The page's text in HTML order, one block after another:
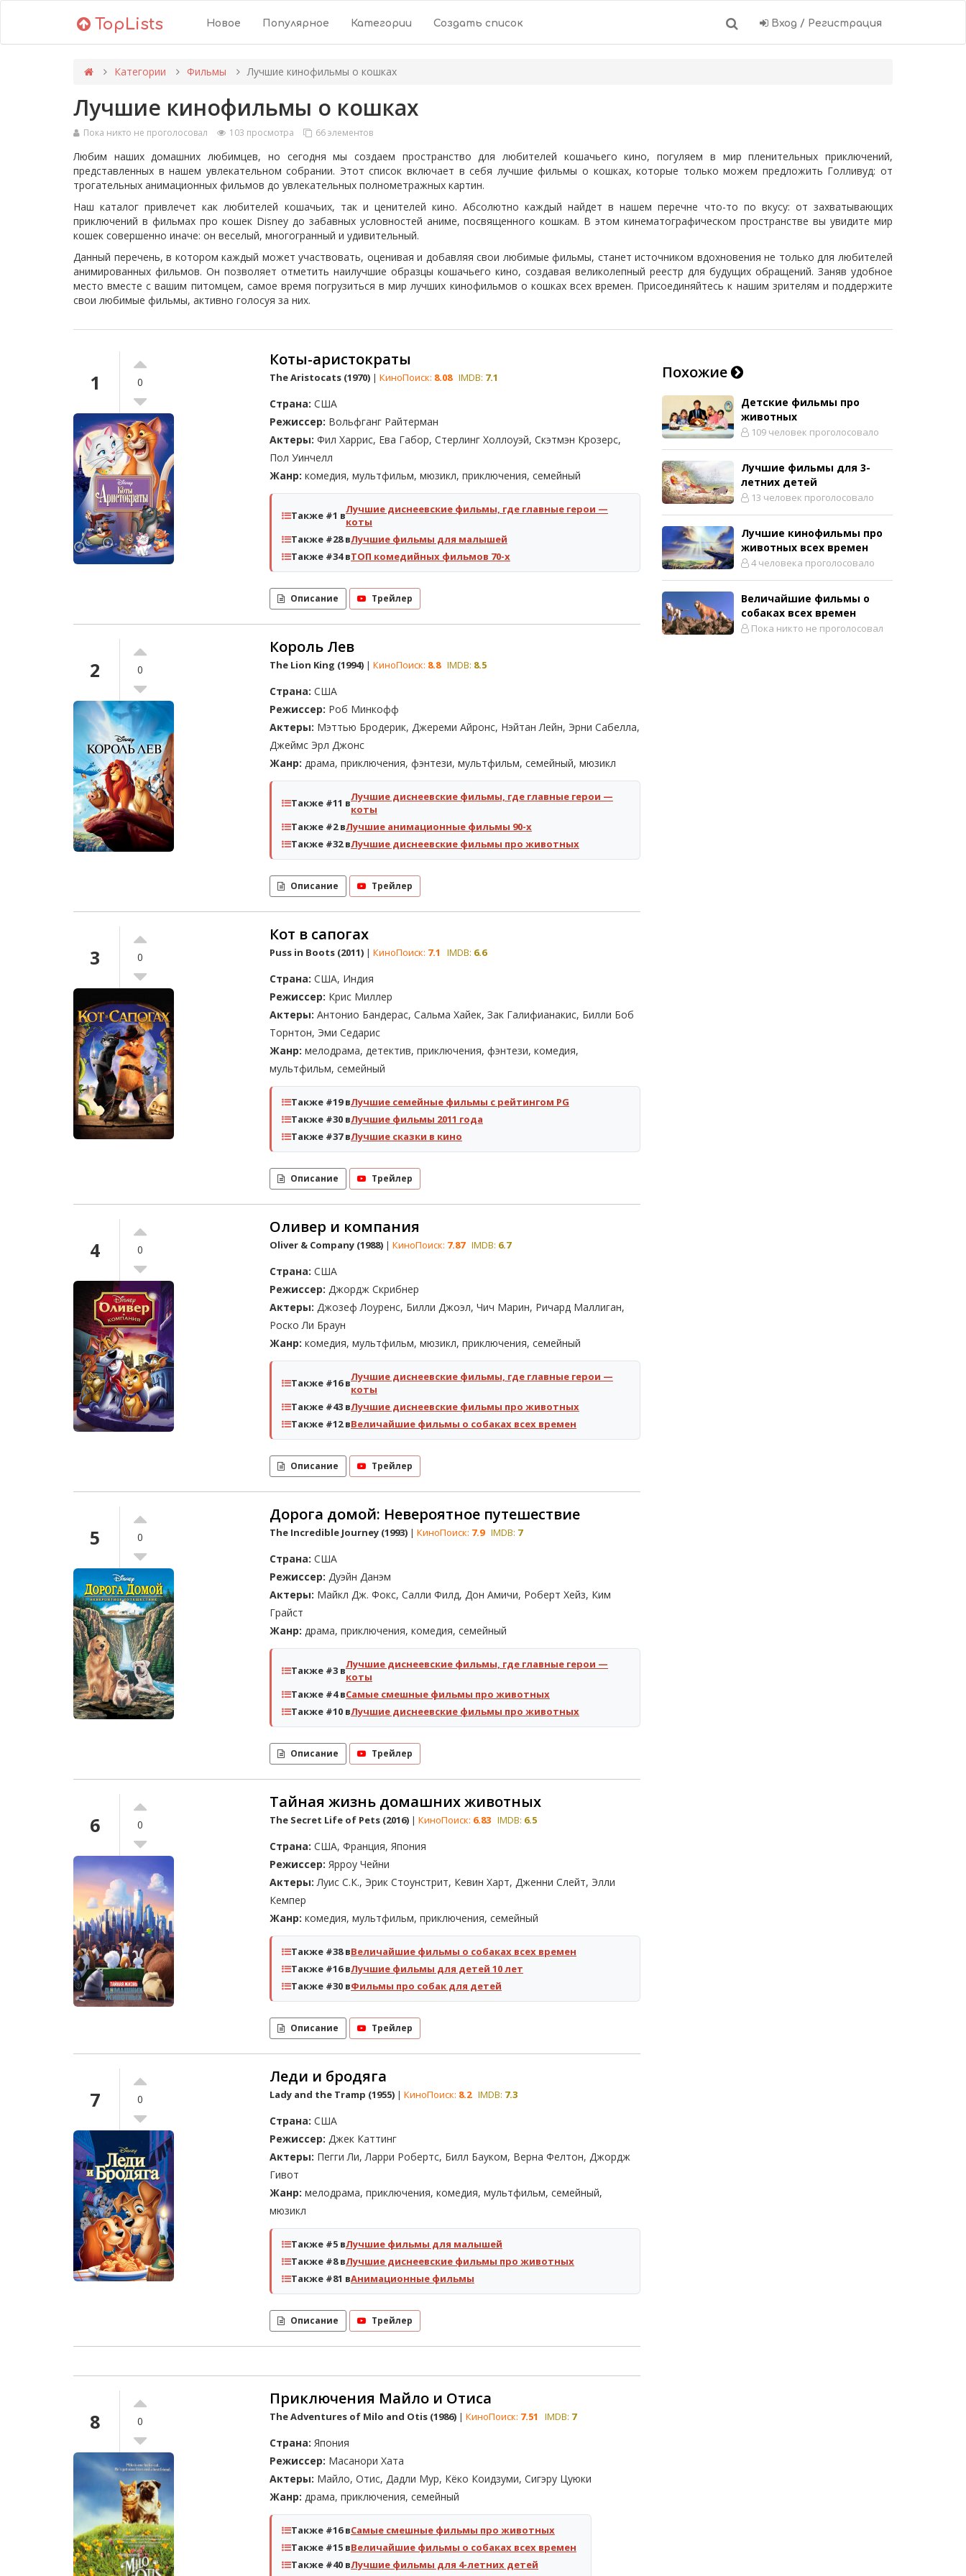
TopLists Новое Популярное Категории Создать список Вход / Регистрация
Категории Фильмы Лучшие кинофильмы о кошках
Лучшие кинофильмы о кошках
Пока никто не проголосовал 103 просмотра 66 элементов
Любим наших домашних любимцев, но сегодня мы создаем пространство для любителей кошачьего кино, погуляем в мир пленительных приключений,
представленных в нашем увлекательном собрании. Этот список включает в себя лучшие фильмы о кошках, которые только можем предложить Голливуд: от
трогательных анимационных фильмов до увлекательных полнометражных картин.
Наш каталог привлечет как любителей кошачьих, так и ценителей кино. Абсолютно каждый найдет в нашем перечне что-то по вкусу: от захватывающих
приключений в фильмах про кошек Disney до забавных условностей аниме, посвященного кошкам. В этом кинематографическом пространстве вы увидите мир
кошек совершенно иначе: он веселый, многогранный и удивительный.
Данный перечень, в котором каждый может участвовать, оценивая и добавляя свои любимые фильмы, станет источником вдохновения не только для любителей
анимированных фильмов. Он позволяет отметить наилучшие образцы кошачьего кино, создавая великолепный реестр для будущих обращений. Заняв удобное
место вместе с вашим питомцем, самое время погрузиться в мир лучших кинофильмов о кошках всех времен. Присоединяйтесь к нашим зрителям и поддержите
свои любимые фильмы, активно голосуя за них.
1 0
Коты-аристократы
The Aristocats (1970)| КиноПоиск: 8.08 IMDB: 7.1
Страна: США
Режиссер: Вольфганг Райтерман
Актеры: Фил Харрис, Ева Габор, Стерлинг Холлоуэй, Скэтмэн Крозерс,
Пол Уинчелл
Жанр: комедия, мультфильм, мюзикл, приключения, семейный
Также #1 вЛучшие диснеевские фильмы, где главные герои —
коты
Также #28 вЛучшие фильмы для малышей
Также #34 вТОП комедийных фильмов 70-х
Описание Трейлер
2 0
Король Лев
The Lion King (1994)| КиноПоиск: 8.8 IMDB: 8.5
Страна: США
Режиссер: Роб Минкофф
Актеры: Мэттью Бродерик, Джереми Айронс, Нэйтан Лейн, Эрни Сабелла,
Джеймс Эрл Джонс
Жанр: драма, приключения, фэнтези, мультфильм, семейный, мюзикл
Также #11 вЛучшие диснеевские фильмы, где главные герои —
коты
Также #2 вЛучшие анимационные фильмы 90-х
Также #32 вЛучшие диснеевские фильмы про животных
Описание Трейлер
3 0
Кот в сапогах
Puss in Boots (2011)| КиноПоиск: 7.1 IMDB: 6.6
Страна: США, Индия
Режиссер: Крис Миллер
Актеры: Антонио Бандерас, Сальма Хайек, Зак Галифианакис, Билли Боб
Торнтон, Эми Седарис
Жанр: мелодрама, детектив, приключения, фэнтези, комедия,
мультфильм, семейный
Также #19 вЛучшие семейные фильмы с рейтингом PG
Также #30 вЛучшие фильмы 2011 года
Также #37 вЛучшие сказки в кино
Описание Трейлер
4 0
Оливер и компания
Oliver & Company (1988)| КиноПоиск: 7.87 IMDB: 6.7
Страна: США
Режиссер: Джордж Скрибнер
Актеры: Джозеф Лоуренс, Билли Джоэл, Чич Марин, Ричард Маллиган,
Роско Ли Браун
Жанр: комедия, мультфильм, мюзикл, приключения, семейный
Также #16 вЛучшие диснеевские фильмы, где главные герои —
коты
Также #43 вЛучшие диснеевские фильмы про животных
Также #12 вВеличайшие фильмы о собаках всех времен
Описание Трейлер
5 0
Дорога домой: Невероятное путешествие
The Incredible Journey (1993)| КиноПоиск: 7.9 IMDB: 7
Страна: США
Режиссер: Дуэйн Данэм
Актеры: Майкл Дж. Фокс, Салли Филд, Дон Амичи, Роберт Хейз, Ким
Грайст
Жанр: драма, приключения, комедия, семейный
Также #3 вЛучшие диснеевские фильмы, где главные герои —
коты
Также #4 вСамые смешные фильмы про животных
Также #10 вЛучшие диснеевские фильмы про животных
Описание Трейлер
6 0
Тайная жизнь домашних животных
The Secret Life of Pets (2016)| КиноПоиск: 6.83 IMDB: 6.5
Страна: США, Франция, Япония
Режиссер: Ярроу Чейни
Актеры: Луис С.К., Эрик Стоунстрит, Кевин Харт, Дженни Слейт, Элли
Кемпер
Жанр: комедия, мультфильм, приключения, семейный
Также #38 вВеличайшие фильмы о собаках всех времен
Также #16 вЛучшие фильмы для детей 10 лет
Также #30 вФильмы про собак для детей
Описание Трейлер
7 0
Леди и бродяга
Lady and the Tramp (1955)| КиноПоиск: 8.2 IMDB: 7.3
Страна: США
Режиссер: Джек Каттинг
Актеры: Пегги Ли, Ларри Робертс, Билл Бауком, Верна Фелтон, Джордж
Гивот
Жанр: мелодрама, приключения, комедия, мультфильм, семейный,
мюзикл
Также #5 вЛучшие фильмы для малышей
Также #8 вЛучшие диснеевские фильмы про животных
Также #81 вАнимационные фильмы
Описание Трейлер
8 0
Приключения Майло и Отиса
The Adventures of Milo and Otis (1986)| КиноПоиск: 7.51 IMDB: 7
Страна: Япония
Режиссер: Масанори Хата
Актеры: Майло, Отис, Дадли Мур, Кёко Коидзуми, Сигэру Цуюки
Жанр: драма, приключения, семейный
Также #16 вСамые смешные фильмы про животных
Также #15 вВеличайшие фильмы о собаках всех времен
Также #40 вЛучшие фильмы для 4-летних детей
Похожие
Детские фильмы про
животных
109 человек проголосовало
Лучшие фильмы для 3-
летних детей
13 человек проголосовало
Лучшие кинофильмы про
животных всех времен
4 человека проголосовало
Величайшие фильмы о
собаках всех времен
Пока никто не проголосовал